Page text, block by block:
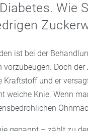
Wie
ist bei der
vorzubeugen. Doch
Kraftstoff und er
weiche Knie. Wenn